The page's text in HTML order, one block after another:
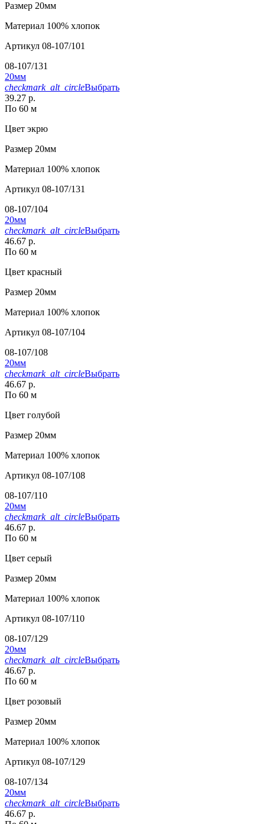
Размер 20мм
Материал 100% хлопок
Артикул 08-107/101
08-107/131
20мм
checkmark_alt_circleВыбрать
39.27 р.
По 60 м
Цвет экрю
Размер 20мм
Материал 100% хлопок
Артикул 08-107/131
08-107/104
20мм
checkmark_alt_circleВыбрать
46.67 р.
По 60 м
Цвет красный
Размер 20мм
Материал 100% хлопок
Артикул 08-107/104
08-107/108
20мм
checkmark_alt_circleВыбрать
46.67 р.
По 60 м
Цвет голубой
Размер 20мм
Материал 100% хлопок
Артикул 08-107/108
08-107/110
20мм
checkmark_alt_circleВыбрать
46.67 р.
По 60 м
Цвет серый
Размер 20мм
Материал 100% хлопок
Артикул 08-107/110
08-107/129
20мм
checkmark_alt_circleВыбрать
46.67 р.
По 60 м
Цвет розовый
Размер 20мм
Материал 100% хлопок
Артикул 08-107/129
08-107/134
20мм
checkmark_alt_circleВыбрать
46.67 р.